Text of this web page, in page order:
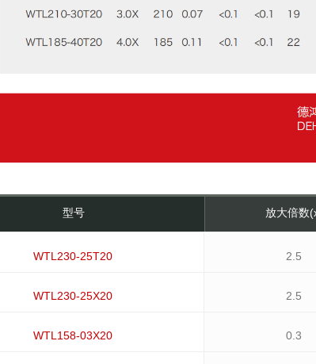
型号 放大倍数
WTL230-25T20 2.5
WTL230-25X20 2.5
WTL158-03X20 0.3